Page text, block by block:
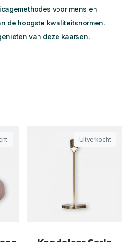
voor mens en
de hoogste kwaliteitsnormen.
van deze kaarsen.
Uitverkocht